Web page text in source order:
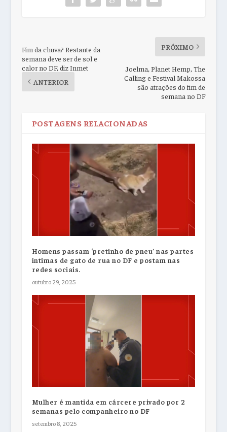
Fim da chuva? Restante da
semana deve ser de sol e
calor no DF, diz Inmet
ANTERIOR
PRÓXIMO
Joelma, Planet Hemp, The
Calling e Festival Makossa
são atrações do fim de
semana no DF
POSTAGENS RELACIONADAS
Homens passam ‘pretinho de pneu’ nas partes
íntimas de gato de rua no DF e postam nas
redes sociais.
outubro 29, 2025
Mulher é mantida em cárcere privado por 2
semanas pelo companheiro no DF
setembro 8, 2025